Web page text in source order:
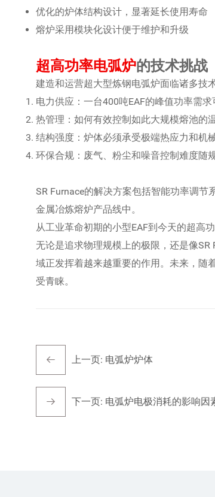
优化的炉体结构设计，显著延长使用寿命
熔炉采用模块化设计便于维护和升级
超高功率电弧炉的技术挑战
建造和运营超大型炼钢电弧炉面临诸多技
电力供应：一台400吨EAF的峰值功率需
热管理：如何有效控制如此大规模熔池的
结构强度：炉体必须承受极端热应力和机
环保合规：废气、粉尘和噪音控制难度随
SR Furnace的解决方案包括智能功率调
金属冶炼熔炉产品线中。
从工业革命初期的小型EAF到今天的超高
无论是追求物理规模上的极限，还是像
域正发挥着越来越重要的作用。未来，随
受青睐。
上一页: 电弧炉炉体
下一页: 电弧炉电极消耗的影响因